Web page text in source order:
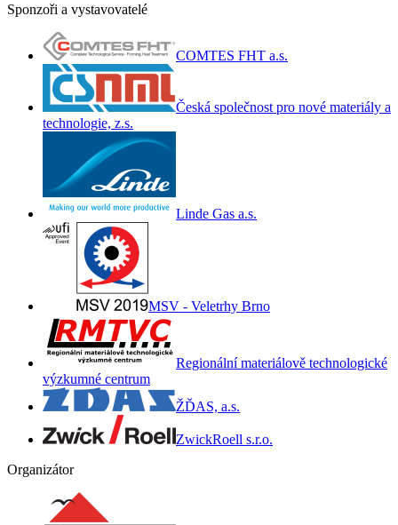
Sponzoři a vystavovatelé
COMTES FHT a.s.
Česká společnost pro nové materiály a
technologie, z.s.
Linde Gas a.s.
MSV - Veletrhy Brno
Regionální materiálově technologické
výzkumné centrum
ŽĎAS, a.s.
ZwickRoell s.r.o.
Organizátor